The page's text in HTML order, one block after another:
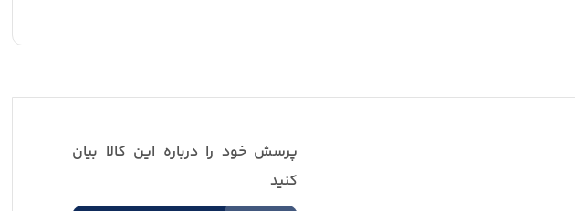
پرسش خود را درباره این کالا بیان
کنید